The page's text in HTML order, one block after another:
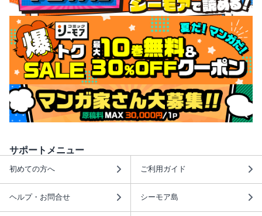
サポートメニュー
初めての方へ ご利用ガイド
ヘルプ・お問合せ シーモア島